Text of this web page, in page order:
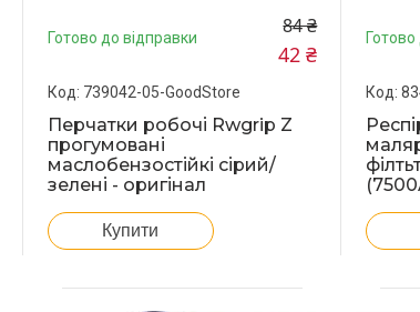
Готово до відправки 84 ₴
42 ₴
739042-05-GoodStore
Перчатки робочі Rwgrip Z
прогумовані
маслобензостійкі сірий/
зелені - оригінал
Купити